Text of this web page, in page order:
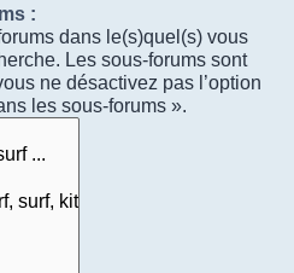
:
dans le(s)quel(s) vous
Les sous-forums sont
ne désactivez pas l’option
les sous-forums ».